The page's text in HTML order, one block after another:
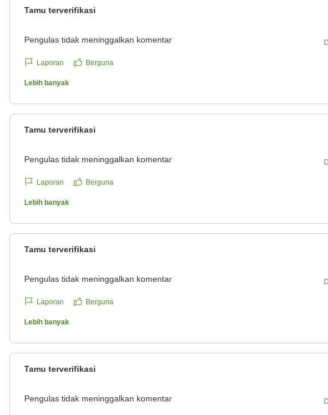
Tamu terverifikasi
Pengulas tidak meninggalkan komentar
Laporan Berguna
Lebih banyak
Tamu terverifikasi
Pengulas tidak meninggalkan komentar
Laporan Berguna
Lebih banyak
Tamu terverifikasi
Pengulas tidak meninggalkan komentar
Laporan Berguna
Lebih banyak
Tamu terverifikasi
Pengulas tidak meninggalkan komentar